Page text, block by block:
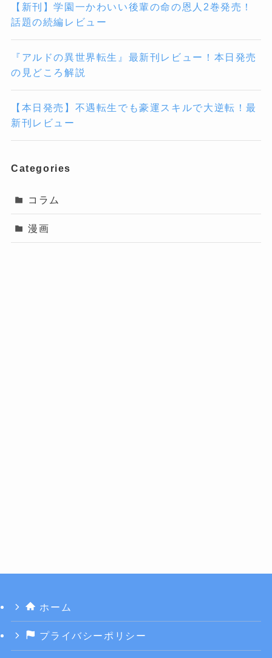
【新刊】学園一かわいい後輩の命の恩人2巻発売！
話題の続編レビュー
『アルドの異世界転生』最新刊レビュー！本日発売
の見どころ解説
【本日発売】不遇転生でも豪運スキルで大逆転！最
新刊レビュー
Categories
コラム
漫画
ホーム
プライバシーポリシー